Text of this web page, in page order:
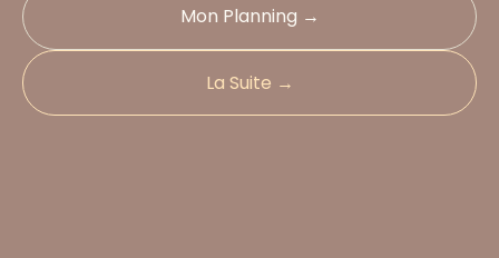
Mon Planning →
La Suite →